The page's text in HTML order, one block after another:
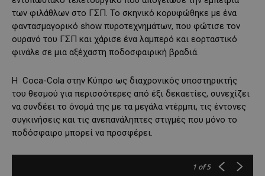
των φιλάθλων στο ΓΣΠ. Το σκηνικό κορυφώθηκε με ένα
φαντασμαγορικό show πυροτεχνημάτων, που φώτισε τον
ουρανό του ΓΣΠ και χάρισε ένα λαμπερό και εορταστικό
φινάλε σε μια αξέχαστη ποδοσφαιρική βραδιά.
Η Coca-Cola στην Κύπρο ως διαχρονικός υποστηρικτής
του θεσμού για περισσότερες από έξι δεκαετίες, συνεχίζει
να συνδέει το όνομά της με τα μεγάλα ντέρμπι, τις έντονες
συγκινήσεις και τις ανεπανάληπτες στιγμές που μόνο το
ποδόσφαιρο μπορεί να προσφέρει.
1 of 5